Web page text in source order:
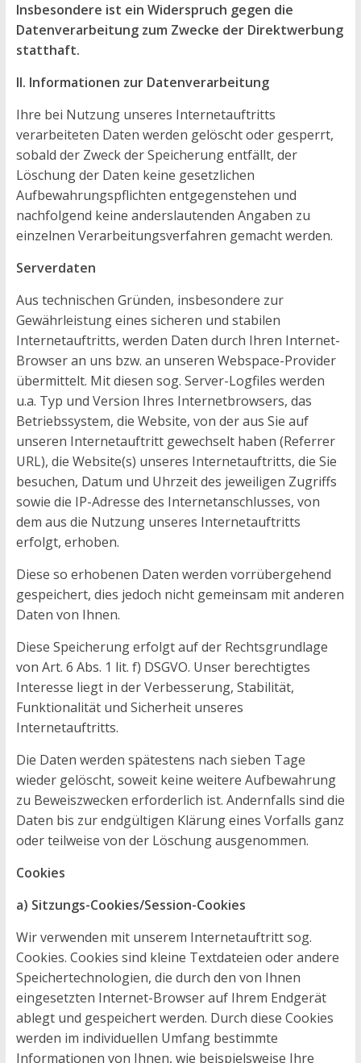
Insbesondere ist ein Widerspruch gegen die
Datenverarbeitung zum Zwecke der Direktwerbung
statthaft.
II. Informationen zur Datenverarbeitung
Ihre bei Nutzung unseres Internetauftritts
verarbeiteten Daten werden gelöscht oder gesperrt,
sobald der Zweck der Speicherung entfällt, der
Löschung der Daten keine gesetzlichen
Aufbewahrungspflichten entgegenstehen und
nachfolgend keine anderslautenden Angaben zu
einzelnen Verarbeitungsverfahren gemacht werden.
Serverdaten
Aus technischen Gründen, insbesondere zur
Gewährleistung eines sicheren und stabilen
Internetauftritts, werden Daten durch Ihren Internet-
Browser an uns bzw. an unseren Webspace-Provider
übermittelt. Mit diesen sog. Server-Logfiles werden
u.a. Typ und Version Ihres Internetbrowsers, das
Betriebssystem, die Website, von der aus Sie auf
unseren Internetauftritt gewechselt haben (Referrer
URL), die Website(s) unseres Internetauftritts, die Sie
besuchen, Datum und Uhrzeit des jeweiligen Zugriffs
sowie die IP-Adresse des Internetanschlusses, von
dem aus die Nutzung unseres Internetauftritts
erfolgt, erhoben.
Diese so erhobenen Daten werden vorrübergehend
gespeichert, dies jedoch nicht gemeinsam mit anderen
Daten von Ihnen.
Diese Speicherung erfolgt auf der Rechtsgrundlage
von Art. 6 Abs. 1 lit. f) DSGVO. Unser berechtigtes
Interesse liegt in der Verbesserung, Stabilität,
Funktionalität und Sicherheit unseres
Internetauftritts.
Die Daten werden spätestens nach sieben Tage
wieder gelöscht, soweit keine weitere Aufbewahrung
zu Beweiszwecken erforderlich ist. Andernfalls sind die
Daten bis zur endgültigen Klärung eines Vorfalls ganz
oder teilweise von der Löschung ausgenommen.
Cookies
a) Sitzungs-Cookies/Session-Cookies
Wir verwenden mit unserem Internetauftritt sog.
Cookies. Cookies sind kleine Textdateien oder andere
Speichertechnologien, die durch den von Ihnen
eingesetzten Internet-Browser auf Ihrem Endgerät
ablegt und gespeichert werden. Durch diese Cookies
werden im individuellen Umfang bestimmte
Informationen von Ihnen, wie beispielsweise Ihre